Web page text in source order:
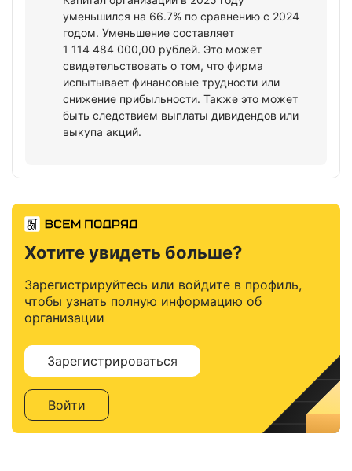
уменьшился на 66.7% по сравнению с 2024
годом. Уменьшение составляет
1 114 484 000,00 рублей. Это может
свидетельствовать о том, что фирма
испытывает финансовые трудности или
снижение прибыльности. Также это может
быть следствием выплаты дивидендов или
выкупа акций.
Хотите увидеть больше?
Зарегистрируйтесь или войдите в профиль,
чтобы узнать полную информацию об
организации
Зарегистрироваться
Войти